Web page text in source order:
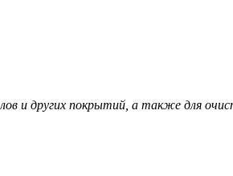
и других покрытий, а также для